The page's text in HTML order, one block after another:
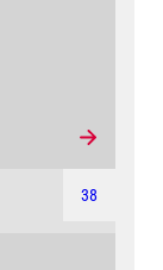
38